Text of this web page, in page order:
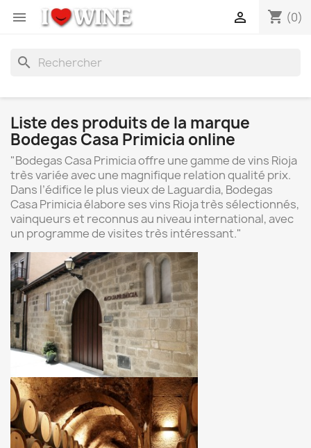
 shopping_cart (0)

search
Liste des produits de la marque
Bodegas Casa Primicia online
"Bodegas Casa Primicia offre une gamme de vins Rioja
très variée avec une magnifique relation qualité prix.
Dans l’édifice le plus vieux de Laguardia, Bodegas
Casa Primicia élabore ses vins Rioja très sélectionnés,
vainqueurs et reconnus au niveau international, avec
un programme de visites très intéressant."